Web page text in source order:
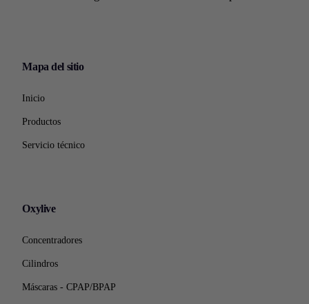
Mapa del sitio
Inicio
Productos
Servicio técnico
Oxylive
Concentradores
Cilindros
Máscaras - CPAP/BPAP